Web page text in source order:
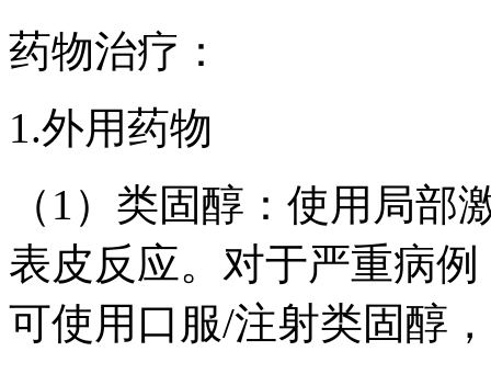
药物治疗：
1.外用药物
（1）类固醇：使用局
表皮反应。对于严重病例
可使用口服/注射类固醇